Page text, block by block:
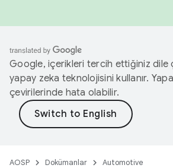
Google, içerikleri tercih ettiğiniz dile
yapay zeka teknolojisini kullanır.
çevirilerinde hata olabilir.
AOSP Dokümanlar Automotive